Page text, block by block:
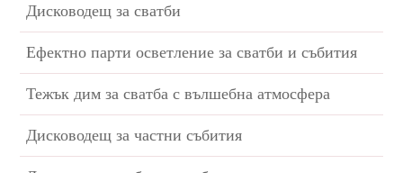
Дисководещ за сватби
Ефектно парти осветление за сватби и събития
Тежък дим за сватба с вълшебна атмосфера
Дисководещ за частни събития